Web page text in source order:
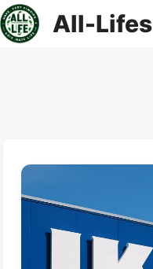
컨
텐
All-Lifes